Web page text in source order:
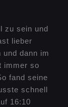
zu sein und
lieber
dann im
immer so
fand seine
schnell
16:10